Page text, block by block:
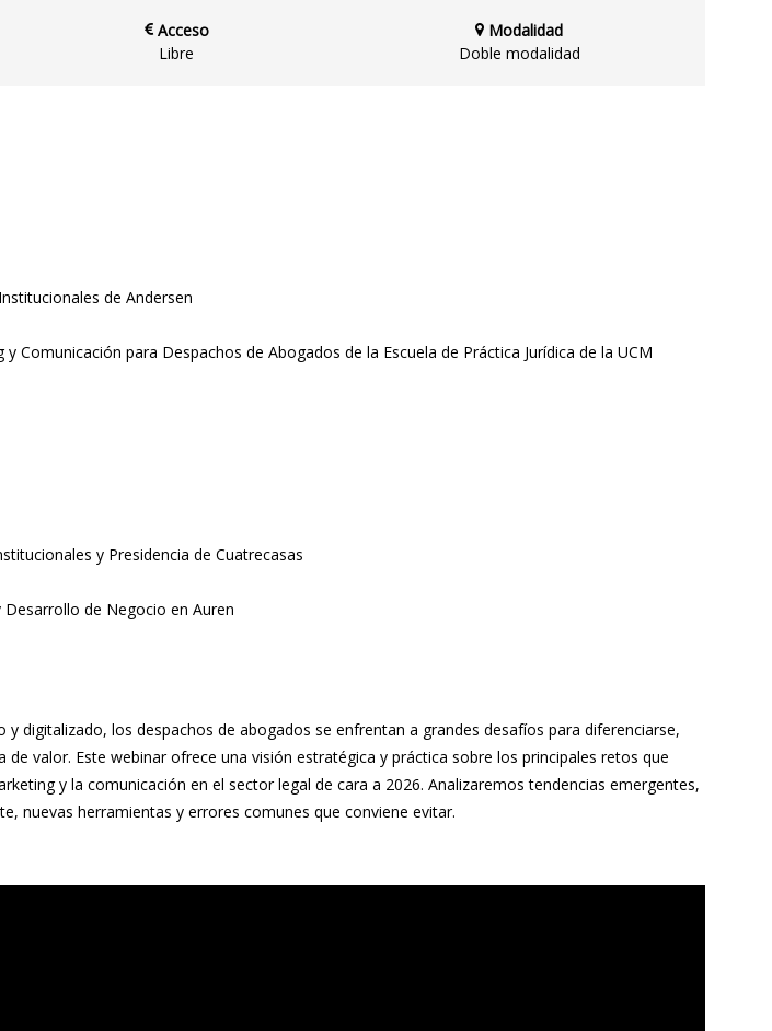
Acceso
Libre
Modalidad
Doble modalidad
de Andersen
Comunicación para Despachos de Abogados de la Escuela de Práctica Jurídica de la UCM
y Presidencia de Cuatrecasas
de Negocio en Auren
digitalizado, los despachos de abogados se enfrentan a grandes desafíos para diferenciarse,
valor. Este webinar ofrece una visión estratégica y práctica sobre los principales retos que
y la comunicación en el sector legal de cara a 2026. Analizaremos tendencias emergentes,
nuevas herramientas y errores comunes que conviene evitar.